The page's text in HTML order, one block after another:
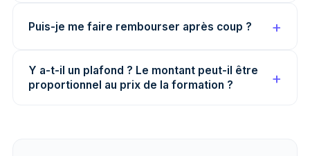
Puis-je me faire rembourser après coup ?
Y a-t-il un plafond ? Le montant peut-il être
proportionnel au prix de la formation ?